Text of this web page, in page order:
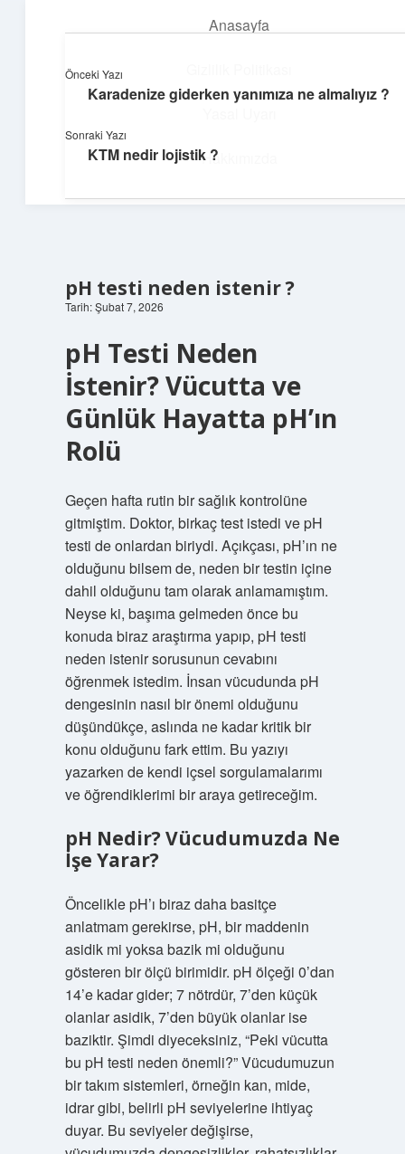
Anasayfa
Hakkımızda
Günlük Akış
Günlük yaşamdan küçük notlar ve kısa bilgiler.
pH testi neden istenir ?
Tarih: Şubat 7, 2026
pH Testi Neden
İstenir? Vücutta ve
Günlük Hayatta pH’ın
Rolü
Geçen hafta rutin bir sağlık kontrolüne
gitmiştim. Doktor, birkaç test istedi ve pH
testi de onlardan biriydi. Açıkçası, pH’ın ne
olduğunu bilsem de, neden bir testin içine
dahil olduğunu tam olarak anlamamıştım.
Neyse ki, başıma gelmeden önce bu
konuda biraz araştırma yapıp, pH testi
neden istenir sorusunun cevabını
öğrenmek istedim. İnsan vücudunda pH
dengesinin nasıl bir önemi olduğunu
düşündükçe, aslında ne kadar kritik bir
konu olduğunu fark ettim. Bu yazıyı
yazarken de kendi içsel sorgulamalarımı
ve öğrendiklerimi bir araya getireceğim.
pH Nedir? Vücudumuzda Ne
İşe Yarar?
Öncelikle pH’ı biraz daha basitçe
anlatmam gerekirse, pH, bir maddenin
asidik mi yoksa bazik mi olduğunu
gösteren bir ölçü birimidir. pH ölçeği 0’dan
14’e kadar gider; 7 nötrdür, 7’den küçük
olanlar asidik, 7’den büyük olanlar ise
baziktir. Şimdi diyeceksiniz, “Peki vücutta
bu pH testi neden önemli?” Vücudumuzun
bir takım sistemleri, örneğin kan, mide,
idrar gibi, belirli pH seviyelerine ihtiyaç
duyar. Bu seviyeler değişirse,
Önceki Yazı
Karadenize giderken yanımıza ne almalıyız ?
Sonraki Yazı
KTM nedir lojistik ?